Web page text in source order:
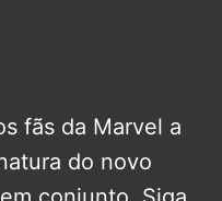
fãs da Marvel a
do novo